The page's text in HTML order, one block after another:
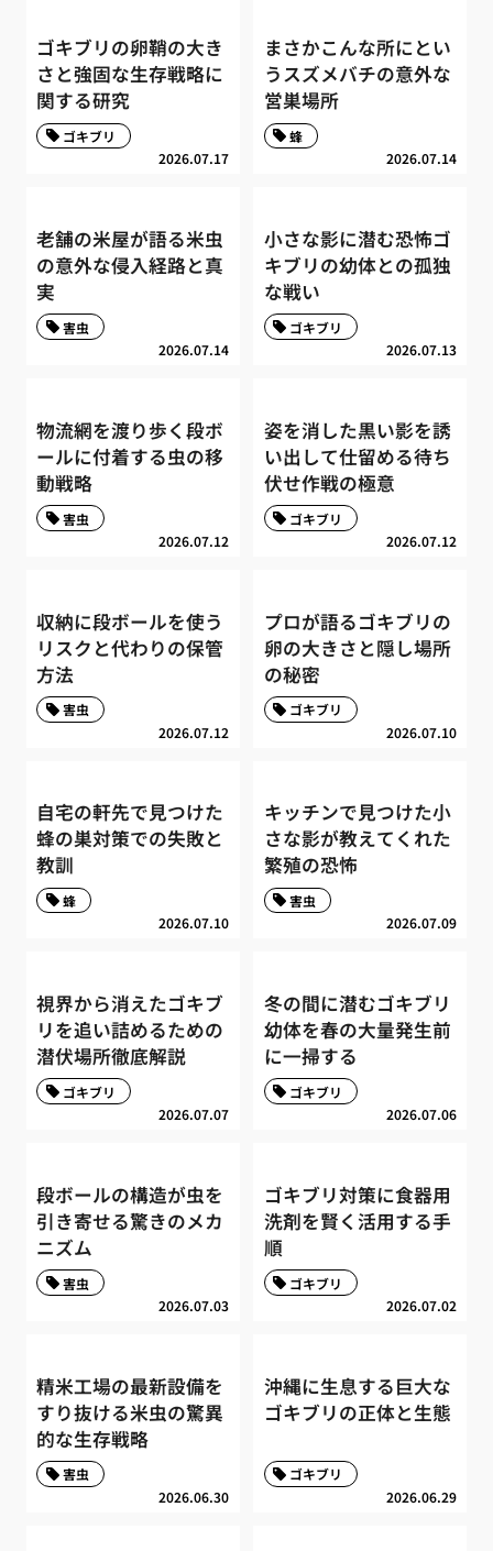
ゴキブリの卵鞘の大き
さと強固な生存戦略に
関する研究
2026.07.17
ゴキブリ
まさかこんな所にとい
うスズメバチの意外な
営巣場所
2026.07.14
蜂
老舗の米屋が語る米虫
の意外な侵入経路と真
実
2026.07.14
害虫
小さな影に潜む恐怖ゴ
キブリの幼体との孤独
な戦い
2026.07.13
ゴキブリ
物流網を渡り歩く段ボ
ールに付着する虫の移
動戦略
2026.07.12
害虫
姿を消した黒い影を誘
い出して仕留める待ち
伏せ作戦の極意
2026.07.12
ゴキブリ
収納に段ボールを使う
リスクと代わりの保管
方法
2026.07.12
害虫
プロが語るゴキブリの
卵の大きさと隠し場所
の秘密
2026.07.10
ゴキブリ
自宅の軒先で見つけた
蜂の巣対策での失敗と
教訓
2026.07.10
蜂
キッチンで見つけた小
さな影が教えてくれた
繁殖の恐怖
2026.07.09
害虫
視界から消えたゴキブ
リを追い詰めるための
潜伏場所徹底解説
2026.07.07
ゴキブリ
冬の間に潜むゴキブリ
幼体を春の大量発生前
に一掃する
2026.07.06
ゴキブリ
段ボールの構造が虫を
引き寄せる驚きのメカ
ニズム
2026.07.03
害虫
ゴキブリ対策に食器用
洗剤を賢く活用する手
順
2026.07.02
ゴキブリ
精米工場の最新設備を
すり抜ける米虫の驚異
的な生存戦略
2026.06.30
害虫
沖縄に生息する巨大な
ゴキブリの正体と生態
2026.06.29
ゴキブリ